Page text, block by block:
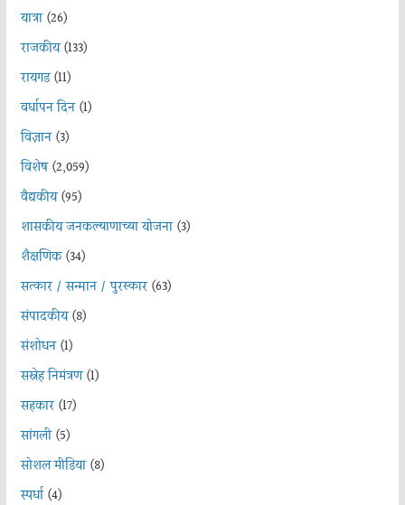
यात्रा(26)
राजकीय(133)
रायगड(11)
वर्धापन दिन(1)
विज्ञान(3)
विशेष(2,059)
वैद्यकीय(95)
शासकीय जनकल्याणाच्या योजना(3)
शैक्षणिक(34)
सत्कार / सन्मान / पुरस्कार(63)
संपादकीय(8)
संशोधन(1)
सस्नेह निमंत्रण(1)
सहकार(17)
सांगली(5)
सोशल मीडिया(8)
स्पर्धा(4)